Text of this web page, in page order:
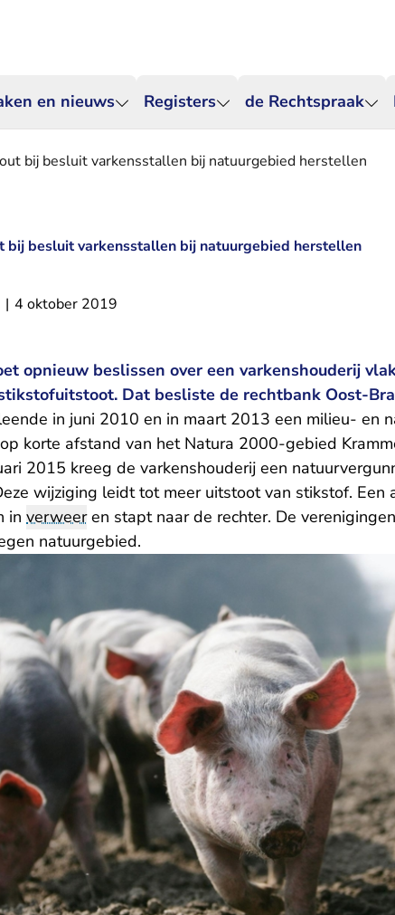
en nieuws Registers de Rechtspraak
bij besluit varkensstallen bij natuurgebied herstellen
bij besluit varkensstallen bij natuurgebied herstellen
| 4 oktober 2019
opnieuw beslissen over een varkenshouderij
Dat besliste de rechtbank Oost-
in juni 2010 en in maart 2013 een milieu- en
korte afstand van het Natura 2000-gebied
2015 kreeg de varkenshouderij een
wijziging leidt tot meer uitstoot van stikstof. Een
in verweeren stapt naar de rechter. De
natuurgebied.